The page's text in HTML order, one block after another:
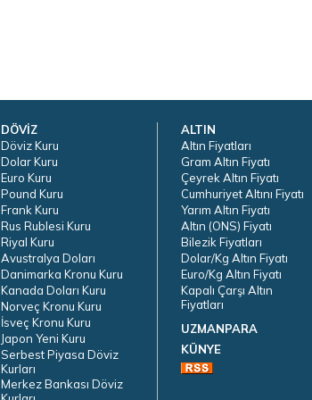
DÖVİZ
Döviz Kuru
Dolar Kuru
Euro Kuru
Pound Kuru
Frank Kuru
Rus Rublesi Kuru
Riyal Kuru
Avustralya Doları
Danimarka Kronu Kuru
Kanada Doları Kuru
Norveç Kronu Kuru
İsveç Kronu Kuru
Japon Yeni Kuru
Serbest Piyasa Döviz
Kurları
Merkez Bankası Döviz
ALTIN
Altın Fiyatları
Gram Altın Fiyatı
Çeyrek Altın Fiyatı
Cumhuriyet Altını Fiyatı
Yarım Altın Fiyatı
Altın (ONS) Fiyatı
Bilezik Fiyatları
Dolar/Kg Altın Fiyatı
Euro/Kg Altın Fiyatı
Kapalı Çarşı Altın
Fiyatları
UZMANPARA
KÜNYE